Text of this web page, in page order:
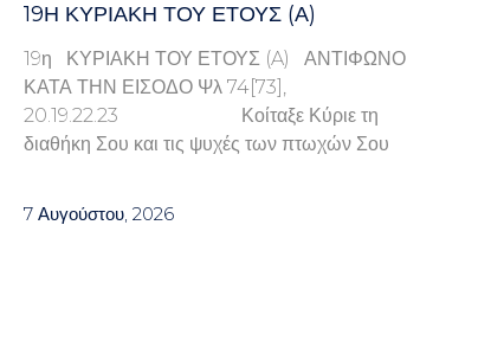
19Η ΚΥΡΙΑΚΉ ΤΟΥ ΈΤΟΥΣ (Α)
19η ΚΥΡΙΑΚΗ ΤΟΥ ΕΤΟΥΣ (A) ΑΝΤΙΦΩΝΟ
ΚΑΤΑ ΤΗΝ ΕΙΣΟΔΟ Ψλ 74[73],
20.19.22.23 Κοίταξε Κύριε τη
διαθήκη Σου και τις ψυχές των πτωχών Σου
7 Αυγούστου, 2026